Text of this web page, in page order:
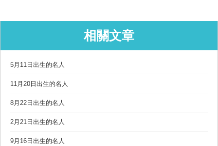
相關文章
5月11日出生的名人
11月20日出生的名人
8月22日出生的名人
2月21日出生的名人
9月16日出生的名人